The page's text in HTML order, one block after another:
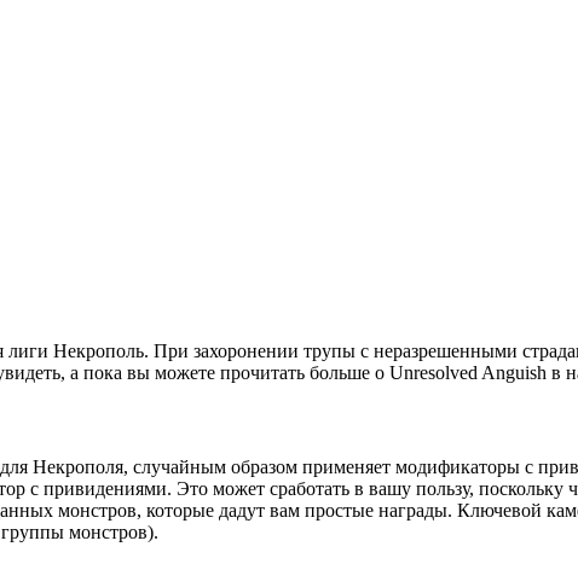
Некрополь. При захоронении трупы с неразрешенными
а пока вы можете прочитать больше о Unresolved Anguish в
Некрополя, случайным образом применяет модификаторы с
с привидениями. Это может сработать в вашу пользу,
монстров, которые дадут вам простые награды. Ключевой
монстров).